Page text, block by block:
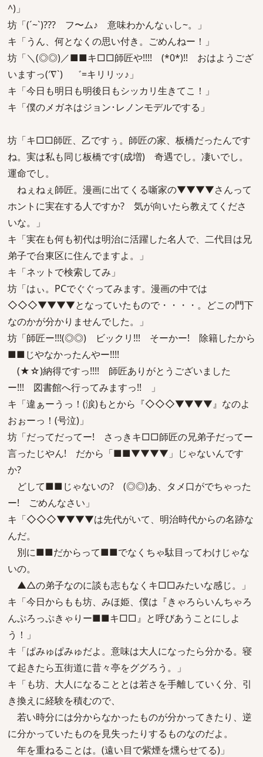
^)」
坊「(´~`)??? フ〜ム♪ 意味わかんなぃし~。」
キ「うん、何となくの思い付き。ごめんねー！」
坊「＼(◎◎)／■■キ□□師匠や!!!! (*0*)!! おはようござ
いますっ(′∇`)ゝ゛=キリリッ♪」
キ「今日も明日も明後日もシッカリ生きてこ！」
キ「僕のメガネはジョン･レノンモデルでする」
坊「キ□□師匠、乙ですぅ。師匠の家、板橋だったんです
ね。実は私も同じ板橋です(成増) 奇遇でし。凄いでし。
運命でし。
ねぇねぇ師匠。漫画に出てくる噺家の▼▼▼▼さんって
ホントに実在する人ですか? 気が向いたら教えてくださ
いな。」
キ「実在も何も初代は明治に活躍した名人で、二代目は兄
弟子で台東区に住んでますよ。」
キ「ネットで検索してみ」
坊「はぃ。PCでぐぐってみます。漫画の中では
◇◇◇▼▼▼▼となっていたもので・・・・。どこの門下
なのかが分かりませんでした。」
坊「師匠ー!!!(◎◎) ビックリ!!! そーかー! 除籍したから
■■じやなかったんやー!!!!
(★☆)納得ですっ!!!! 師匠ありがとうございました
ー!!! 図書館へ行ってみますっ!! 」
キ「違ぁーうっ！(涙)もとから『◇◇◇▼▼▼▼』なのよ
おぉーっ！(号泣)」
坊「だってだってー! さっきキ□□師匠の兄弟子だってー
言ったじやん! だから「■■▼▼▼▼」じゃないんです
か?
どして■■じゃないの? (◎◎)あ、タメ口がでちゃった
ー! ごめんなさい」
キ「◇◇◇▼▼▼▼は先代がいて、明治時代からの名跡な
んだ。
別に■■だからって■■でなくちゃ駄目ってわけじゃな
いの。
▲△の弟子なのに談も志もなくキ□□みたいな感じ。」
キ「今日からもも坊、みほ姫、僕は『きゃろらいんちゃろ
んぷろっぷきゃりー■■キ□□』と呼びあうことにしよ
う！」
キ「ぱみゅぱみゅだよ。意味は大人になったら分かる。寝
て起きたら五街道に昔々亭をググろう。」
キ「も坊、大人になることとは若さを手離していく分、引
き換えに経験を積むので、
若い時分には分からなかったものが分かってきたり、逆
に分かっていたものを見失ったりするものなのだよ。
年を重ねることは。(遠い目で紫煙を燻らせてる)」